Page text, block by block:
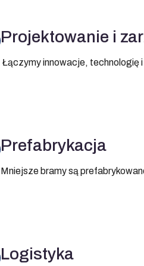
Projektowanie i
Łączymy innowacje, technologię i
Prefabrykacja
Mniejsze bramy są
Logistyka